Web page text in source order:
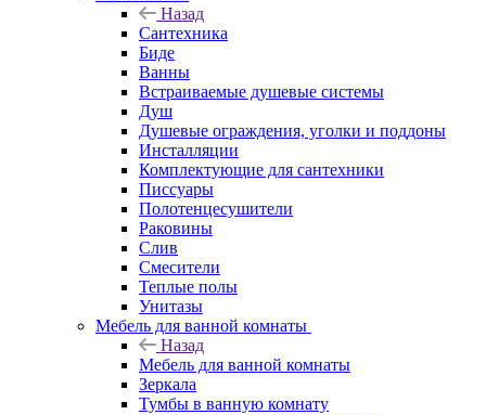
Назад
Сантехника
Биде
Ванны
Встраиваемые душевые системы
Душ
Душевые ограждения, уголки и поддоны
Инсталляции
Комплектующие для сантехники
Писсуары
Полотенцесушители
Раковины
Слив
Смесители
Теплые полы
Унитазы
Мебель для ванной комнаты
Назад
Мебель для ванной комнаты
Зеркала
Тумбы в ванную комнату